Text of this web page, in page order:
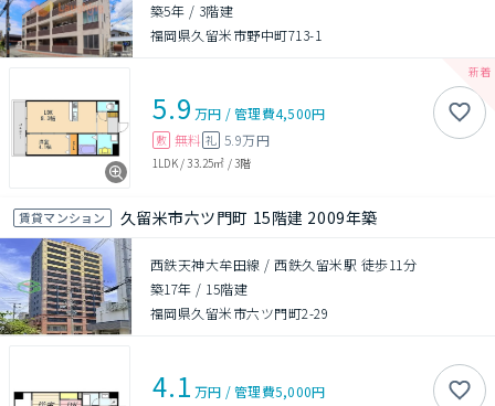
築5年 / 3階建
福岡県久留米市野中町713-1
5.9 万円 /管理費4,500円
敷 無料 礼 5.9万円
1LDK/33.25㎡ /3階
賃貸マンション 久留米市六ツ門町 15階建 2009年築
西鉄天神大牟田線 / 西鉄久留米駅 徒歩11分
築17年 / 15階建
福岡県久留米市六ツ門町2-29
4.1 万円 /管理費5,000円